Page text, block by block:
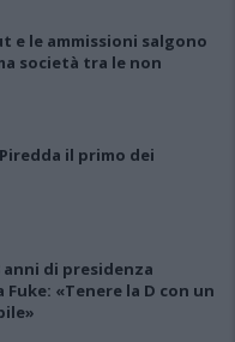
e le ammissioni salgono
società tra le non
il primo dei
di presidenza
«Tenere la D con un